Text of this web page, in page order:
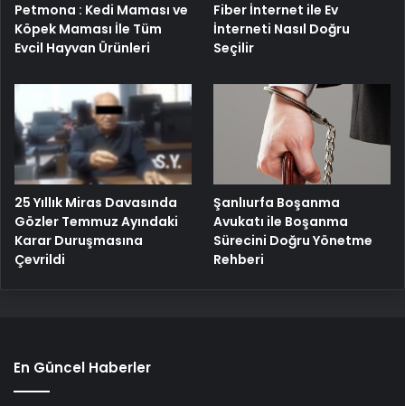
Petmona : Kedi Maması ve
Köpek Maması İle Tüm
Evcil Hayvan Ürünleri
Fiber İnternet ile Ev
İnterneti Nasıl Doğru
Seçilir
25 Yıllık Miras Davasında
Gözler Temmuz Ayındaki
Karar Duruşmasına
Çevrildi
Şanlıurfa Boşanma
Avukatı ile Boşanma
Sürecini Doğru Yönetme
Rehberi
En Güncel Haberler